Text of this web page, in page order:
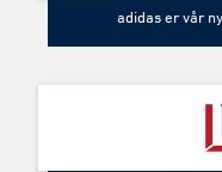
adidas er vår